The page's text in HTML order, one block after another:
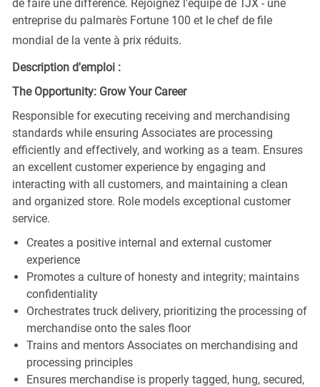
de faire une différence. Rejoignez l'équipe de TJX - une
entreprise du palmarès Fortune 100 et le chef de file
mondial de la vente à prix réduits.
Description d'emploi :
The Opportunity: Grow Your Career
Responsible for executing receiving and merchandising
standards while ensuring Associates are processing
efficiently and effectively, and working as a team. Ensures
an excellent customer experience by engaging and
interacting with all customers, and maintaining a clean
and organized store. Role models exceptional customer
service.
Creates a positive internal and external customer
experience
Promotes a culture of honesty and integrity; maintains
confidentiality
Orchestrates truck delivery, prioritizing the processing of
merchandise onto the sales floor
Trains and mentors Associates on merchandising and
processing principles
Ensures merchandise is properly tagged, hung, secured,